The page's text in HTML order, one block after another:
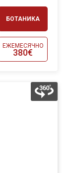
БОТАНИКА
ЕЖЕМЕСЯЧНО
380€